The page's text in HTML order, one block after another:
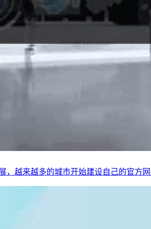
，越来越多的城市开始建设自己的官方